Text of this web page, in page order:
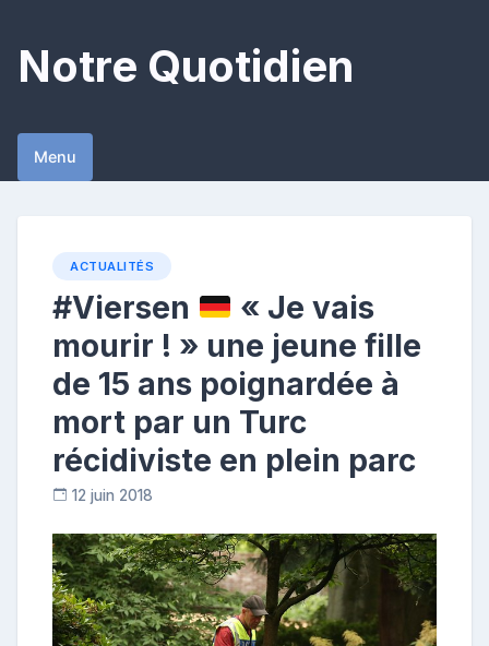
content
Notre Quotidien
Menu
ACTUALITÉS
#Viersen
« Je vais
mourir ! » une jeune fille
de 15 ans poignardée à
mort par un Turc
récidiviste en plein parc
12 juin 2018
o
n
t
r
i